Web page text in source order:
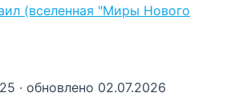
(вселенная "Миры Нового
· обновлено 02.07.2026